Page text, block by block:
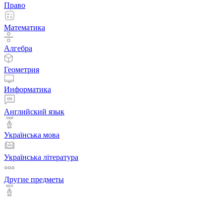
Право
Математика
Алгебра
Геометрия
Информатика
Английский язык
Українська мова
Українська література
Другие предметы